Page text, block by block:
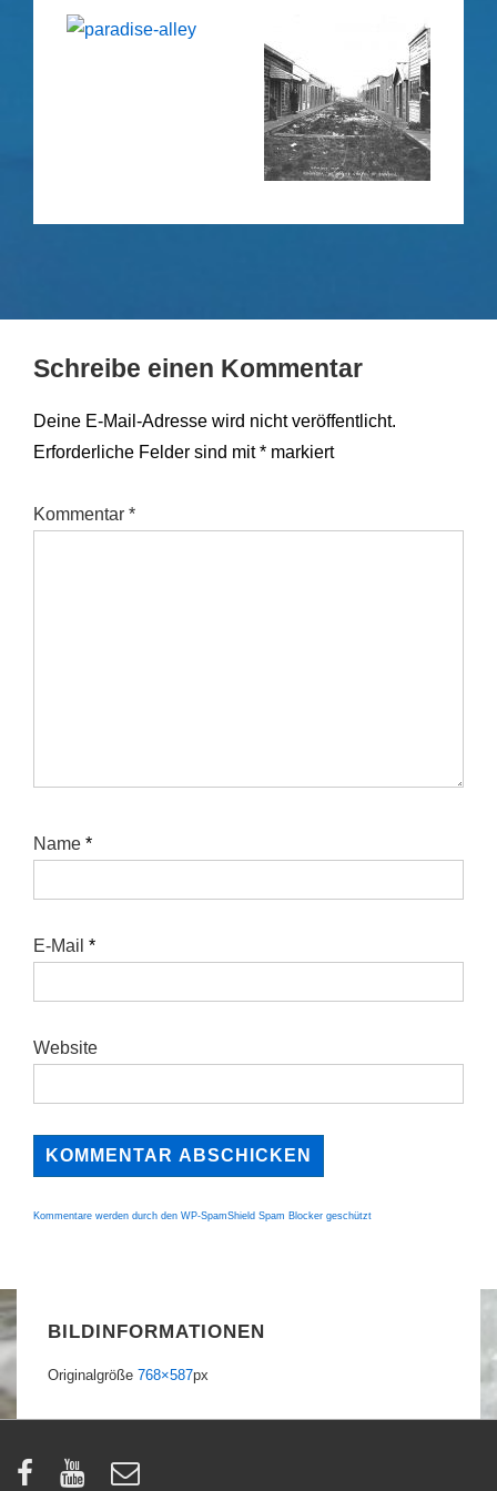
Schreibe einen Kommentar
Deine E-Mail-Adresse wird nicht veröffentlicht.
Erforderliche Felder sind mit* markiert
Kommentar *
Name *
E-Mail *
Website
Kommentare werden durch den WP-SpamShield Spam Blocker geschützt
BILDINFORMATIONEN
Originalgröße 768×587px